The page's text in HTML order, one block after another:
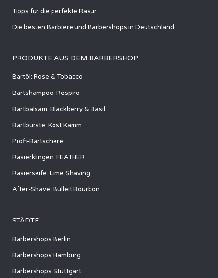
Tipps für die perfekte Rasur
Die besten Barbiere und Barbershops in Deutschland
PRODUKTE AUS DEM BARBERSHOP
Bartöl: Rose & Tobacco
Bartshampoo: Respiro
Bartbalsam: Blackberry & Basil
Bartbürste: Kost Kamm
Profi-Bartschere
Rasierklingen: FEATHER
Rasierseife: Lime Shaving
After-Shave: Bulleit Bourbon
STÄDTE
Barbershops Berlin
Barbershops Hamburg
Barbershops Stuttgart